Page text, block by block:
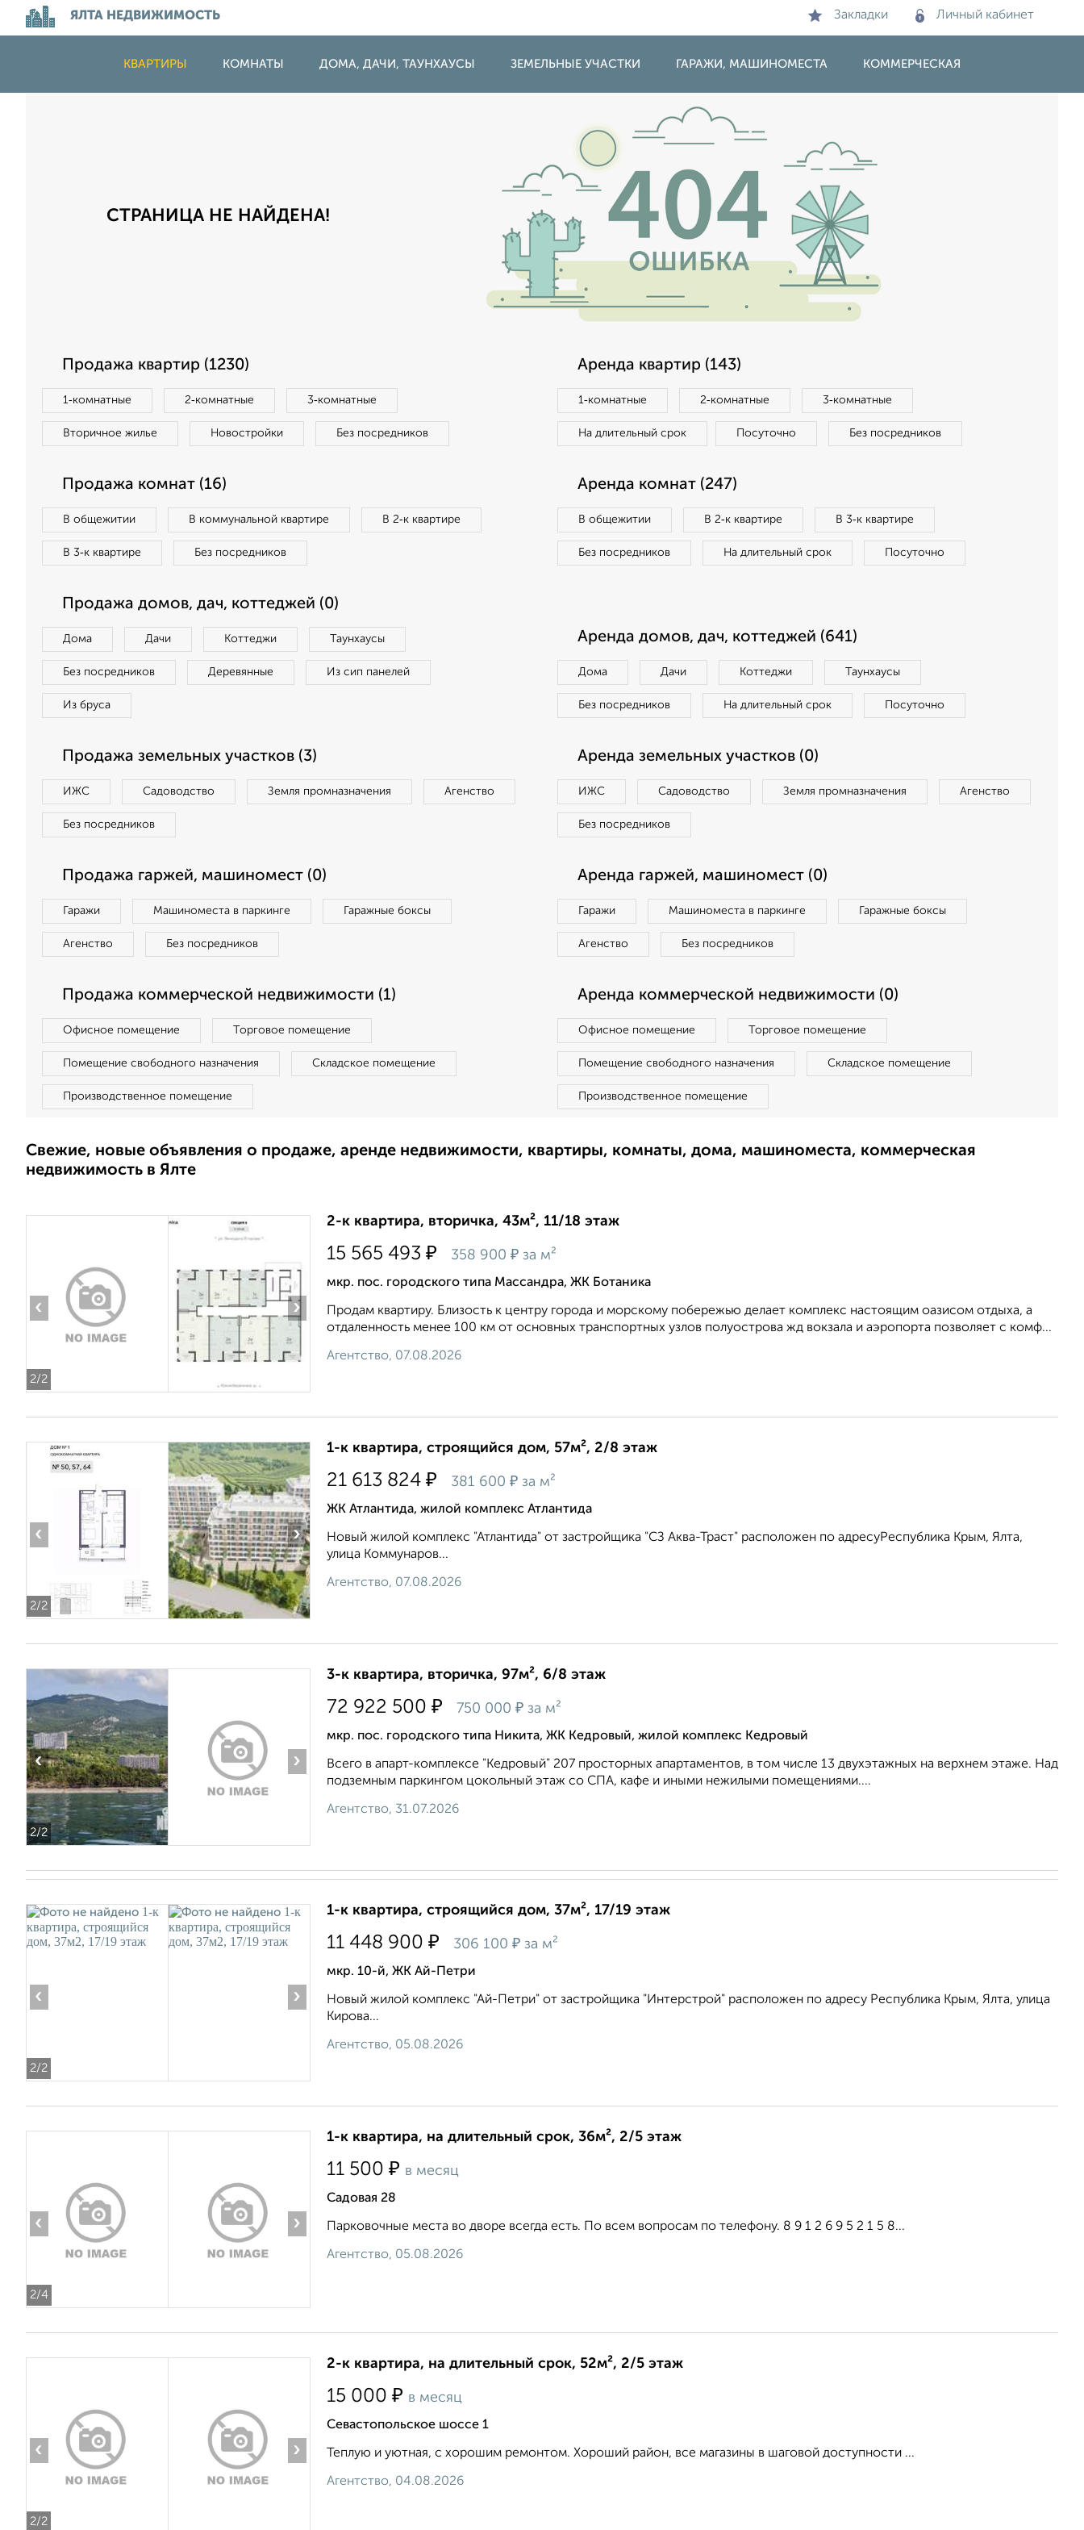
ЯЛТА НЕДВИЖИМОСТЬ Закладки Личный кабинет
КВАРТИРЫ КОМНАТЫ ДОМА, ДАЧИ, ТАУНХАУСЫ ЗЕМЕЛЬНЫЕ УЧАСТКИ ГАРАЖИ, МАШИНОМЕСТА КОММЕРЧЕСКАЯ
СТРАНИЦА НЕ НАЙДЕНА!
Продажа квартир (1230)
1‑комнатные 2‑комнатные 3‑комнатные
Вторичное жилье Новостройки Без посредников
Аренда квартир (143)
1‑комнатные 2‑комнатные 3‑комнатные
На длительный срок Посуточно Без посредников
Продажа комнат (16)
В общежитии В коммунальной квартире В 2‑к квартире
В 3‑к квартире Без посредников
Аренда комнат (247)
В общежитии В 2‑к квартире В 3‑к квартире
Без посредников На длительный срок Посуточно
Продажа домов, дач, коттеджей (0)
Дома Дачи Коттеджи Таунхаусы
Без посредников Деревянные Из сип панелей
Из бруса
Аренда домов, дач, коттеджей (641)
Дома Дачи Коттеджи Таунхаусы
Без посредников На длительный срок Посуточно
Продажа земельных участков (3)
ИЖС Садоводство Земля промназначения Агенство
Без посредников
Аренда земельных участков (0)
ИЖС Садоводство Земля промназначения Агенство
Без посредников
Продажа гаржей, машиномест (0)
Гаражи Машиноместа в паркинге Гаражные боксы
Агенство Без посредников
Аренда гаржей, машиномест (0)
Гаражи Машиноместа в паркинге Гаражные боксы
Агенство Без посредников
Продажа коммерческой недвижимости (1)
Офисное помещение Торговое помещение
Помещение свободного назначения Складское помещение
Производственное помещение
Аренда коммерческой недвижимости (0)
Офисное помещение Торговое помещение
Помещение свободного назначения Складское помещение
Производственное помещение
Свежие, новые объявления о продаже, аренде недвижимости, квартиры, комнаты, дома, машиноместа, коммерческая
недвижимость в Ялте
2/2
‹ ›
2-к квартира, вторичка, 43м², 11/18 этаж
15 565 493 ₽ 358 900 ₽ за м²
мкр. пос. городского типа Массандра, ЖК Ботаника
Продам квартиру. Близость к центру города и морскому побережью делает комплекс настоящим оазисом отдыха, а
отдаленность менее 100 км от основных транспортных узлов полуострова жд вокзала и аэропорта позволяет с комф...
Агентство, 07.08.2026
2/2
‹ ›
1-к квартира, строящийся дом, 57м², 2/8 этаж
21 613 824 ₽ 381 600 ₽ за м²
ЖК Атлантида, жилой комплекс Атлантида
Новый жилой комплекс "Атлантида" от застройщика "СЗ Аква-Траст" расположен по адресуРеспублика Крым, Ялта,
улица Коммунаров...
Агентство, 07.08.2026
2/2
‹ ›
3-к квартира, вторичка, 97м², 6/8 этаж
72 922 500 ₽ 750 000 ₽ за м²
мкр. пос. городского типа Никита, ЖК Кедровый, жилой комплекс Кедровый
Всего в апарт-комплексе "Кедровый" 207 просторных апартаментов, в том числе 13 двухэтажных на верхнем этаже. Над
подземным паркингом цокольный этаж со СПА, кафе и иными нежилыми помещениями....
Агентство, 31.07.2026
2/2
‹ ›
1-к квартира, строящийся дом, 37м², 17/19 этаж
11 448 900 ₽ 306 100 ₽ за м²
мкр. 10-й, ЖК Ай-Петри
Новый жилой комплекс "Ай-Петри" от застройщика "Интерстрой" расположен по адресу Республика Крым, Ялта, улица
Кирова...
Агентство, 05.08.2026
2/4
‹ ›
1-к квартира, на длительный срок, 36м², 2/5 этаж
11 500 ₽ в месяц
Садовая 28
Парковочные места во дворе всегда есть. По всем вопросам по телефону. 8 9 1 2 6 9 5 2 1 5 8...
Агентство, 05.08.2026
2/2
‹ ›
2-к квартира, на длительный срок, 52м², 2/5 этаж
15 000 ₽ в месяц
Севастопольское шоссе 1
Теплую и уютная, с хорошим ремонтом. Хороший район, все магазины в шаговой доступности ...
Агентство, 04.08.2026